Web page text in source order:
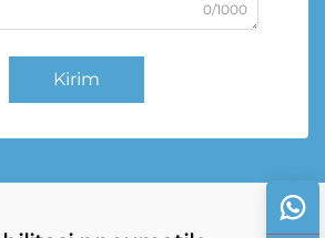
0/1000
Kirim